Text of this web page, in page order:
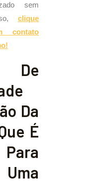
sem
clique
contato
De
Da
É